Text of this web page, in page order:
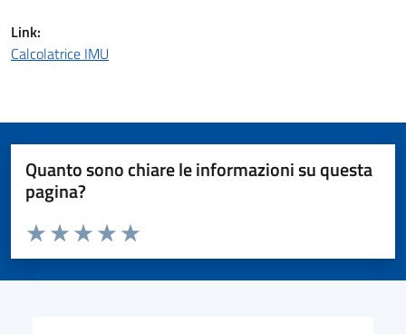
Link:
Calcolatrice IMU
Quanto sono chiare le informazioni su questa
pagina?
Valuta da 1 a 5 stelle la pagina
Valuta 5 stelle su 5
Valuta 4 stelle su 5
Valuta 3 stelle su 5
Valuta 2 stelle su 5
Valuta 1 stelle su 5